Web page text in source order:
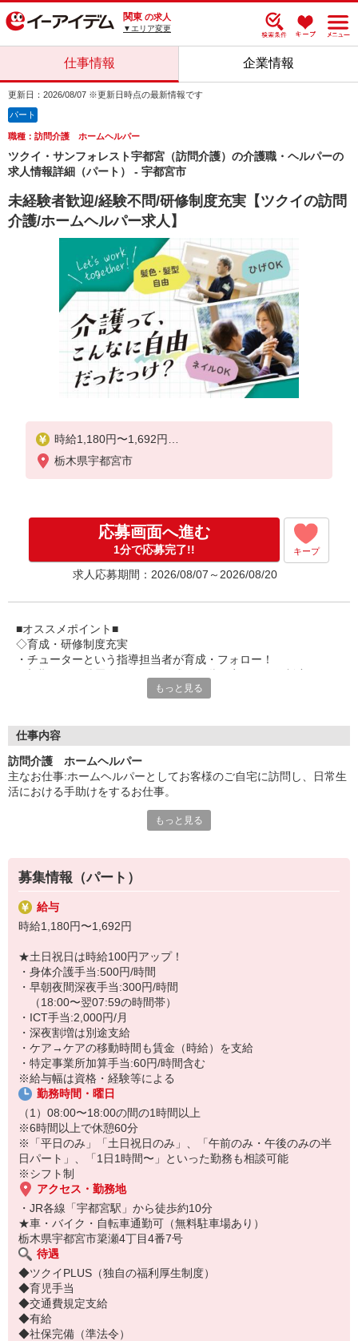
関東 の求人
▼エリア変更
仕事情報 企業情報
更新日：2026/08/07 ※更新日時点の最新情報です
パート
職種：訪問介護 ホームヘルパー
ツクイ・サンフォレスト宇都宮（訪問介護）の介護職・ヘルパーの
求人情報詳細（パート） - 宇都宮市
未経験者歓迎/経験不問/研修制度充実【ツクイの訪問
介護/ホームヘルパー求人】
時給1,180円〜1,692円
★土日祝日は時給100円アップ！
（18:00〜翌07:59の時間帯）
・ICT手当:2,000円/月
・深夜割増は別途支給
・ケア→ケアの移動時間も賃金（時給）を支給
・特定事業所加算手当:60円/時間含む
栃木県宇都宮市
応募画面へ進む
1分で応募完了!! キープ
求人応募期間：2026/08/07～2026/08/20
■オススメポイント■
◇育成・研修制度充実
・チューターという指導担当者が育成・フォロー！
・キャリアアップ支援制度を活用して働きながら資格取得が可能
・ツクイ独自の福祉厚生制度でプライベートも充実
・子育て支援の福利厚生制度あり！子育てと仕事の両立を応援◎
・スタッフ何でも相談窓口やライフキャリア相談など、各相談窓
口あり
◇頑張った分、スタッフに還元！
・パートは特別手当の支給あり
もっと見る
仕事内容
訪問介護 ホームヘルパー
主なお仕事:ホームヘルパーとしてお客様のご自宅に訪問し、日常生
活における手助けをするお仕事。
※一人での業務に安心するまで同行研修あり
★＼サービス・職種の魅力／
自分のライフスタイルに合わせて、都合の良い時間に働くことがで
きます。自分のペースでキャリアを積むことも可能で資格をいか
のメリットです。不安がなくなるまで同行研修があり、必要時や困
ったときは、相談やアドバイスを受けることが可能です。
もっと見る
募集情報（パート）
給与
時給1,180円〜1,692円
★土日祝日は時給100円アップ！
・身体介護手当:500円/時間
・早朝夜間深夜手当:300円/時間
（18:00〜翌07:59の時間帯）
・ICT手当:2,000円/月
・深夜割増は別途支給
・ケア→ケアの移動時間も賃金（時給）を支給
・特定事業所加算手当:60円/時間含む
※給与幅は資格・経験等による
勤務時間・曜日
（1）08:00〜18:00の間の1時間以上
※6時間以上で休憩60分
※「平日のみ」「土日祝日のみ」、「午前のみ・午後のみの半
日パート」、「1日1時間〜」といった勤務も相談可能
※シフト制
アクセス・勤務地
・JR各線「宇都宮駅」から徒歩約10分
★車・バイク・自転車通勤可（無料駐車場あり）
栃木県宇都宮市簗瀬4丁目4番7号
待遇
◆ツクイPLUS（独自の福利厚生制度）
◆育児手当
◆交通費規定支給
◆有給
◆社保完備（準法令）